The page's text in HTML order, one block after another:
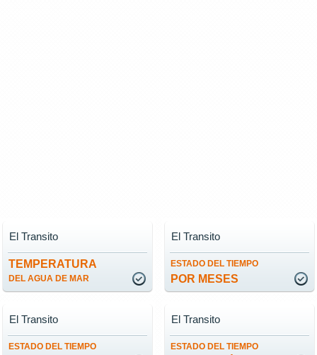
TEMPERATURA
DEL AGUA DE MAR
El Transito
ESTADO DEL TIEMPO
POR MESES
El Transito
ESTADO DEL TIEMPO
El Transito
ESTADO DEL TIEMPO
El Transito